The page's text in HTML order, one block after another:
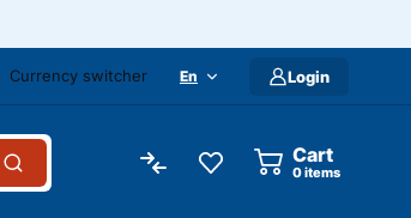
Currency switcher En Login
Cart
items